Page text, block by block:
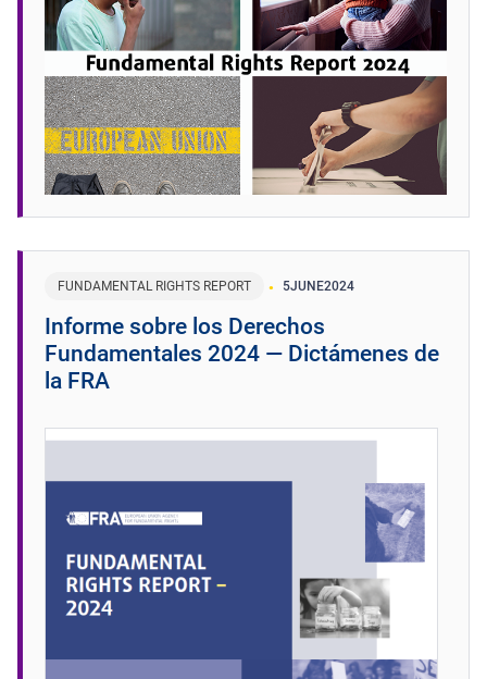
FUNDAMENTAL RIGHTS REPORT 5JUNE2024
Informe sobre los Derechos
Fundamentales 2024 — Dictámenes de
la FRA